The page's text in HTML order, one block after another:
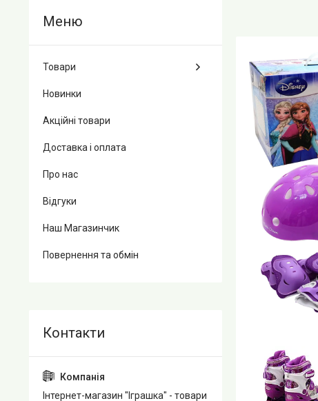
Товари
Новинки
Акційні товари
Доставка і оплата
Про нас
Відгуки
Наш Магазинчик
Повернення та обмін
Інтернет-магазин "Іграшка" - товари